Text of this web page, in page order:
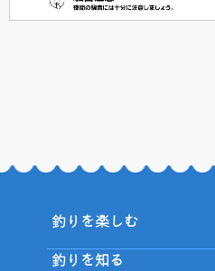
釣りを楽しむ
釣りを知る